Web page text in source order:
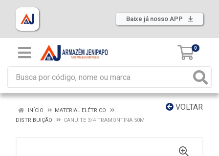
Baixe já nosso APP
0
VOLTAR
INÍCIO
MATERIAL ELÉTRICO
DISTRIBUIÇÃO
CANUITE 3/4 TRAMONTINA 50M